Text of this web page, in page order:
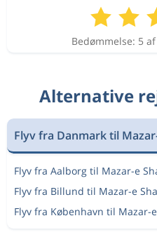
Bedømmelse: 5
Alternative
Flyv fra Danmark til
Flyv fra Aalborg til Mazar-e
Flyv fra Billund til Mazar-e
Flyv fra København til Mazar-